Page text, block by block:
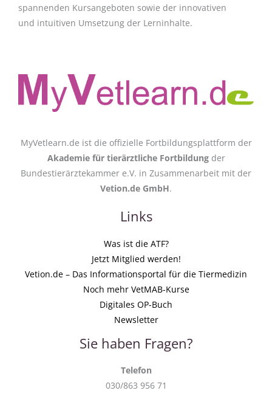
spannenden Kursangeboten sowie der innovativen
und intuitiven Umsetzung der Lerninhalte.
MyVetlearn.de ist die offizielle Fortbildungsplattform der
Akademie für tierärztliche Fortbildungder
Bundestierärztekammer e.V. in Zusammenarbeit mit der
Vetion.de GmbH.
Links
Was ist die ATF?
Jetzt Mitglied werden!
Vetion.de – Das Informationsportal für die Tiermedizin
Noch mehr VetMAB-Kurse
Digitales OP-Buch
Newsletter
Sie haben Fragen?
Telefon
030/863 956 71